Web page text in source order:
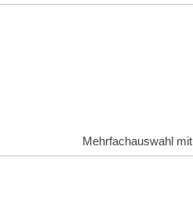
Mehrfachauswahl mit